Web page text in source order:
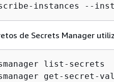
instances --
de Secrets Manager
list-secrets
get-secret-